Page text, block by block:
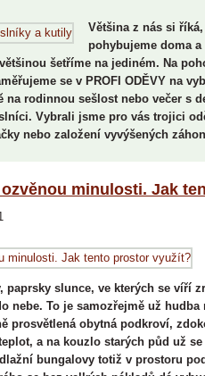
Většina z nás si
pohybujeme doma
šetříme na jediném. Na
se v PROFI ODĚVY na
na rodinnou sešlost nebo večer s
Vybrali jsme pro vás trojici
nebo založení vyvýšených
minulosti. Jak
paprsky slunce, ve kterých se víří
nebe. To je samozřejmě už
prosvětlená obytná podkroví,
a na kouzlo starých půd už
bungalovy totiž v prostoru